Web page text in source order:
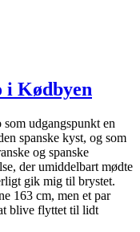
Kødbyen
udgangspunkt en
spanske kyst, og som
og spanske
der umiddelbart mødte
gik mig til brystet.
163 cm, men et par
blive flyttet til lidt